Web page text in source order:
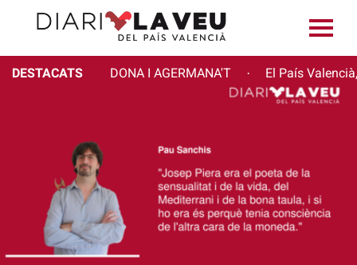
DESTACATS DONA I AGERMANA'T · El País